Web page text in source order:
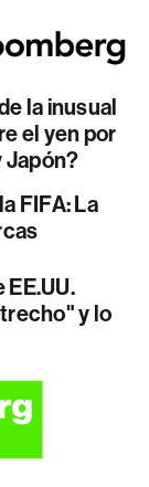
la inusual
el yen por
Japón?
FIFA: La
y lo